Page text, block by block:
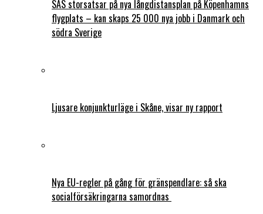
SAS storsatsar på nya långdistansplan på Köpenhamns
flygplats – kan skaps 25 000 nya jobb i Danmark och
södra Sverige
Ljusare konjunkturläge i Skåne, visar ny rapport
Nya EU-regler på gång för gränspendlare: så ska
socialförsäkringarna samordnas